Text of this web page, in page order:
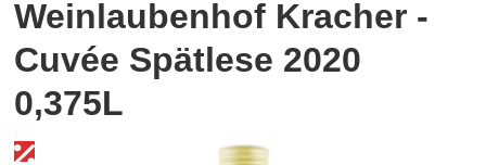
Weinlaubenhof Kracher -
Cuvée Spätlese 2020
0,375L
Fotografie